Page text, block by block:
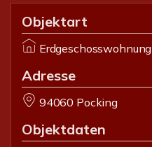
Objektart
Erdgeschosswohnung
Adresse
94060 Pocking
Objektdaten